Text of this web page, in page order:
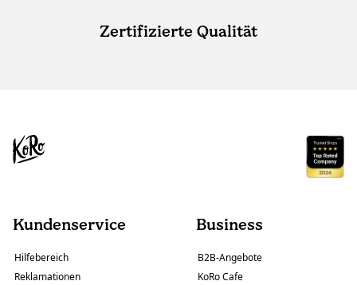
Zertifizierte Qualität
Kundenservice
Hilfebereich
Reklamationen
Business
B2B-Angebote
KoRo Cafe